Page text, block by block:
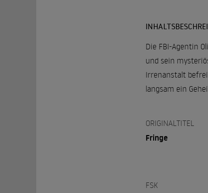
Die FBI-Agentin
und sein
Irrenanstalt
langsam ein
ORIGINALTITEL
Fringe
FSK